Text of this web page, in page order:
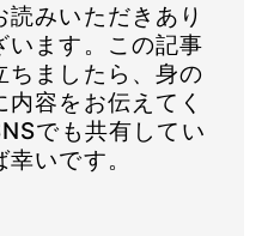
読みいただきあり
います。この記事
ちましたら、身の
内容をお伝えてく
でも共有してい
いです。